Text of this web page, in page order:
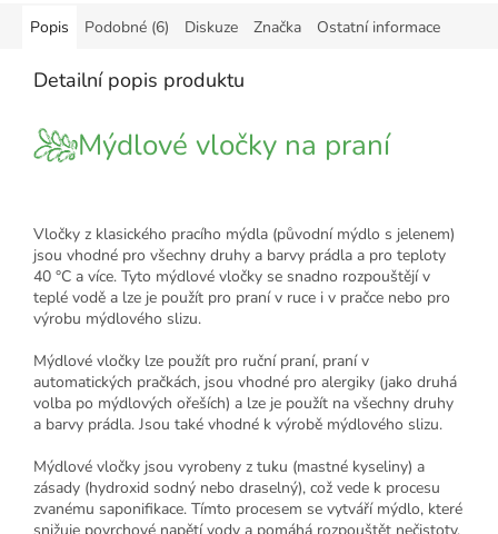
Popis Podobné (6) Diskuze Značka Ostatní informace
Detailní popis produktu
Mýdlové vločky na praní
Vločky z klasického pracího mýdla (původní mýdlo s jelenem)
jsou vhodné pro všechny druhy a barvy prádla a pro teploty
40 °C a více. Tyto mýdlové vločky se snadno rozpouštějí v
teplé vodě a lze je použít pro praní v ruce i v pračce nebo pro
výrobu mýdlového slizu.
Mýdlové vločky lze použít pro ruční praní, praní v
automatických pračkách, jsou vhodné pro alergiky (jako druhá
volba po mýdlových ořeších) a lze je použít na všechny druhy
a barvy prádla. Jsou také vhodné k výrobě mýdlového slizu.
Mýdlové vločky jsou vyrobeny z tuku (mastné kyseliny) a
zásady (hydroxid sodný nebo draselný), což vede k procesu
zvanému saponifikace. Tímto procesem se vytváří mýdlo, které
snižuje povrchové napětí vody a pomáhá rozpouštět nečistoty.